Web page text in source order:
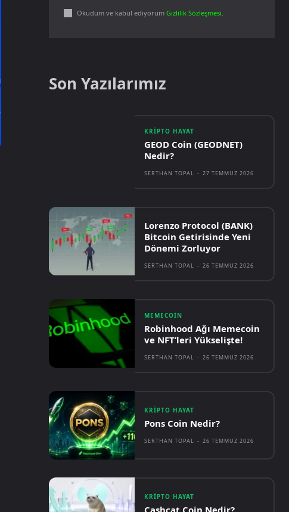
Okudum ve kabul ediyorumGizlilik Sözleşmesi.
Son Yazılarımız
KRIPTO HAYAT
GEOD Coin (GEODNET)
Nedir?
SERTHAN TOPAL - 27 TEMMUZ 2026
Lorenzo Protocol (BANK)
Bitcoin Getirisinde Yeni
Dönemi Zorluyor
SERTHAN TOPAL - 26 TEMMUZ 2026
MEMECOIN
Robinhood Ağı Memecoin
ve NFT’leri Yükselişte!
SERTHAN TOPAL - 26 TEMMUZ 2026
KRIPTO HAYAT
Pons Coin Nedir?
SERTHAN TOPAL - 26 TEMMUZ 2026
KRIPTO HAYAT